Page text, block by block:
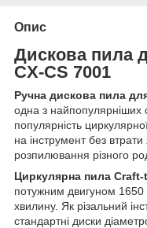
Опис
Дискова пила
CX-CS 7001
Ручна дискова пила
одна з найпопулярніших
популярність
на інструмент без
розпилювання різного
Циркулярна пила Craft-
потужним двигуном 1650
хвилину. Як різальний
стандартні диски